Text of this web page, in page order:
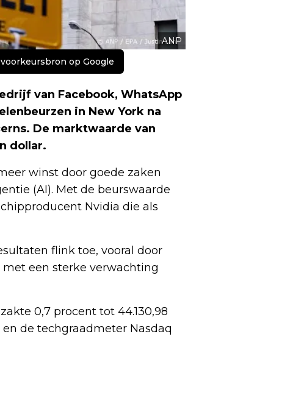
ANP
op Google
van Facebook, WhatsApp
in New York na
De marktwaarde van
dollar.
winst door goede zaken
(AI). Met de beurswaarde
Nvidia die als
flink toe, vooral door
een sterke verwachting
0,7 procent tot 44.130,98
de techgraadmeter Nasdaq